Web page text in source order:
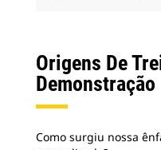
Origens De
Demonstração
Como surgiu nossa